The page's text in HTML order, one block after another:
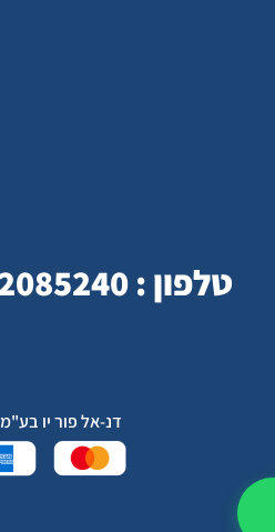
טלפון : 077-2085240 | כתובת : המסילה 23 , נשר
דנ-אל פור יו בע"מ , המסילה 23 , נשר ,